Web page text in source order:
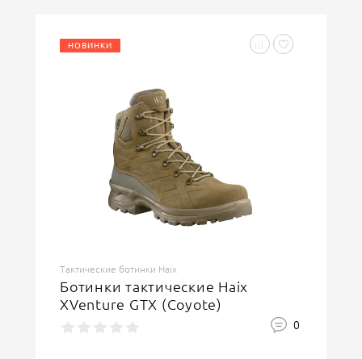
НОВИНКИ
Тактические ботинки Haix
Ботинки тактические Haix
XVenture GTX (Coyote)
0